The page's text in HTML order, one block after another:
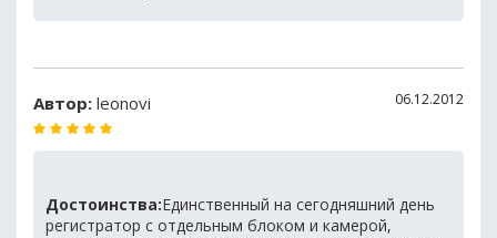
Автор: leonovi 06.12.2012
Достоинства:Единственный на сегодняшний день
регистратор с отдельным блоком и камерой,